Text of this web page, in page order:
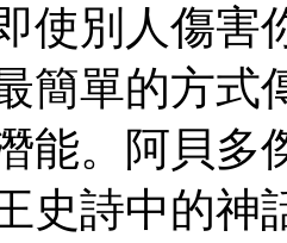
使別人傷害
簡單的方式
能。阿貝多
史詩中的神